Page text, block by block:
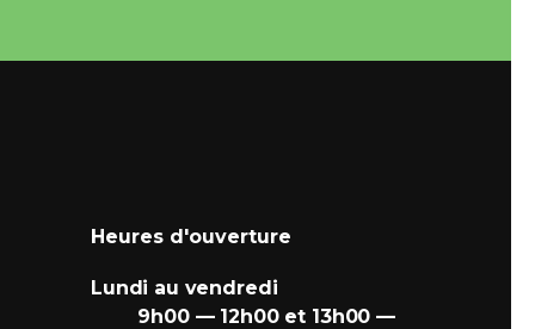
Heures d'ouverture
Lundi au vendredi
9h00 — 12h00 et 13h00 —